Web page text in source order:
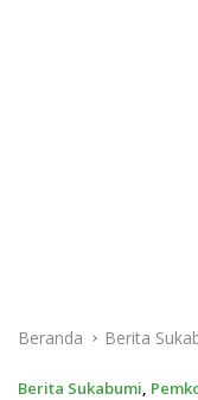
Beranda Berita
Berita Sukabumi,